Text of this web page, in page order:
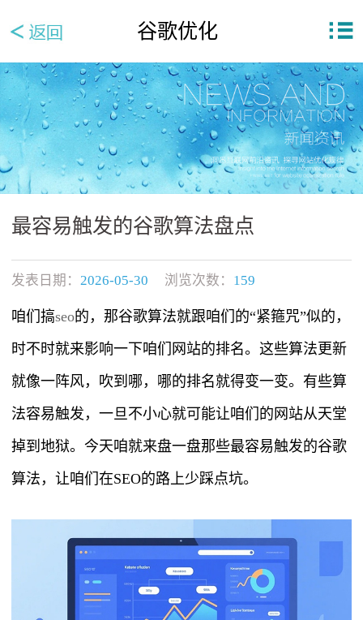
谷歌优化
最容易触发的谷歌算法盘点
发表日期： 2026-05-30 浏览次数： 159
咱们搞seo的，那谷歌算法就跟咱们的“紧箍咒”似的，
时不时就来影响一下咱们网站的排名。这些算法更新
就像一阵风，吹到哪，哪的排名就得变一变。有些算
法容易触发，一旦不小心就可能让咱们的网站从天堂
掉到地狱。今天咱就来盘一盘那些最容易触发的谷歌
算法，让咱们在SEO的路上少踩点坑。